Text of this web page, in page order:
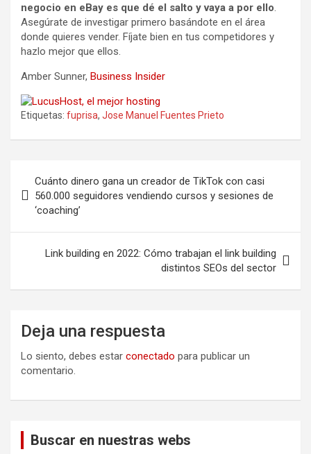
negocio en eBay es que dé el salto y vaya a por ello.
Asegúrate de investigar primero basándote en el área
donde quieres vender. Fíjate bien en tus competidores y
hazlo mejor que ellos.
Amber Sunner, Business Insider
Etiquetas: fuprisa, Jose Manuel Fuentes Prieto
de
entradas
Cuánto dinero gana un creador de TikTok con casi
560.000 seguidores vendiendo cursos y sesiones de
‘coaching’
Link building en 2022: Cómo trabajan el link building
distintos SEOs del sector
Deja una respuesta
Lo siento, debes estar conectado para publicar un
comentario.
Buscar en nuestras webs